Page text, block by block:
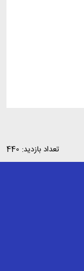
تعداد بازدید: 440